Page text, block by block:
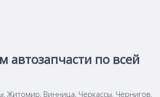
автозапчасти по всей
Житомир, Винница, Черкассы, Чернигов,